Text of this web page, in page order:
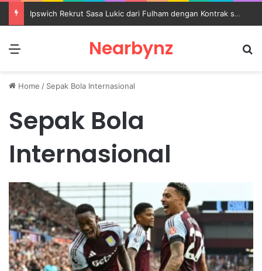
Mason Mount Kembali Bikin Manchester United Cemas Usai Keluar karena Cedera
Nearbynz
Home / Sepak Bola Internasional
Sepak Bola
Internasional